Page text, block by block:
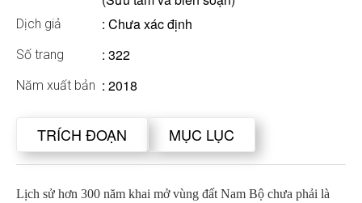
Dịch giả : Chưa xác định
Số trang : 322
Năm xuất bản : 2018
TRÍCH ĐOẠN MỤC LỤC
Lịch sử hơn 300 năm khai mở vùng đất Nam Bộ chưa phải là